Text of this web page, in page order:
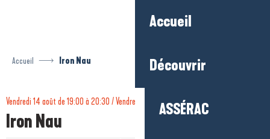
Accueil
Découvrir
ASSÉRAC
Accueil Iron Nau
Vendredi 14 août de 19:00 à 20:30 / Vendredi 28 août de 19:00 à 20:30 / ...
Iron Nau